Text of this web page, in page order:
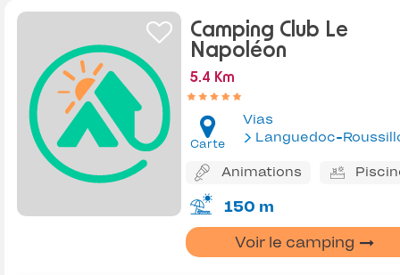
Camping Club Le
Napoléon
5.4 Km
Carte
Vias
Languedoc-
Animations
150 m
Voir le camping